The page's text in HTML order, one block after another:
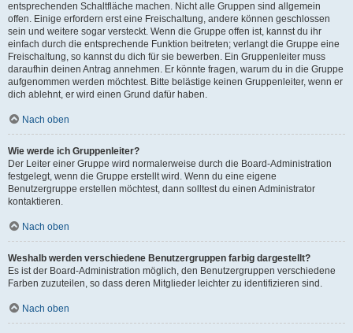
entsprechenden Schaltfläche machen. Nicht alle Gruppen sind allgemein
offen. Einige erfordern erst eine Freischaltung, andere können geschlossen
sein und weitere sogar versteckt. Wenn die Gruppe offen ist, kannst du ihr
einfach durch die entsprechende Funktion beitreten; verlangt die Gruppe eine
Freischaltung, so kannst du dich für sie bewerben. Ein Gruppenleiter muss
daraufhin deinen Antrag annehmen. Er könnte fragen, warum du in die Gruppe
aufgenommen werden möchtest. Bitte belästige keinen Gruppenleiter, wenn er
dich ablehnt, er wird einen Grund dafür haben.
Nach oben
Wie werde ich Gruppenleiter?
Der Leiter einer Gruppe wird normalerweise durch die Board-Administration
festgelegt, wenn die Gruppe erstellt wird. Wenn du eine eigene
Benutzergruppe erstellen möchtest, dann solltest du einen Administrator
kontaktieren.
Nach oben
Weshalb werden verschiedene Benutzergruppen farbig dargestellt?
Es ist der Board-Administration möglich, den Benutzergruppen verschiedene
Farben zuzuteilen, so dass deren Mitglieder leichter zu identifizieren sind.
Nach oben